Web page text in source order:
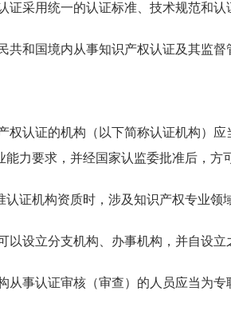
证采用统一的认证标准、技术规范和认
共和国境内从事知识产权认证及其监督
权认证的机构（以下简称认证机构）
能力要求，并经国家认监委批准后，方
认证机构资质时，涉及知识产权专业领
以设立分支机构、办事机构，并自设
从事认证审核（审查）的人员应当为